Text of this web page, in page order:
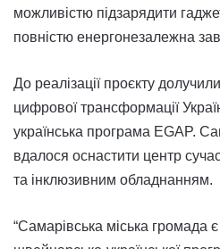
можливістю підзарядити
повністю енергонезалежна
До реалізації проєкту
цифрової трансформації
українська програма EGAP.
вдалося оснастити центр
та інклюзивним обладнанням.
“Самарівська міська громада